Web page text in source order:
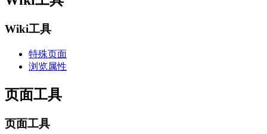
Wiki工具
特殊页面
浏览属性
页面工具
页面工具